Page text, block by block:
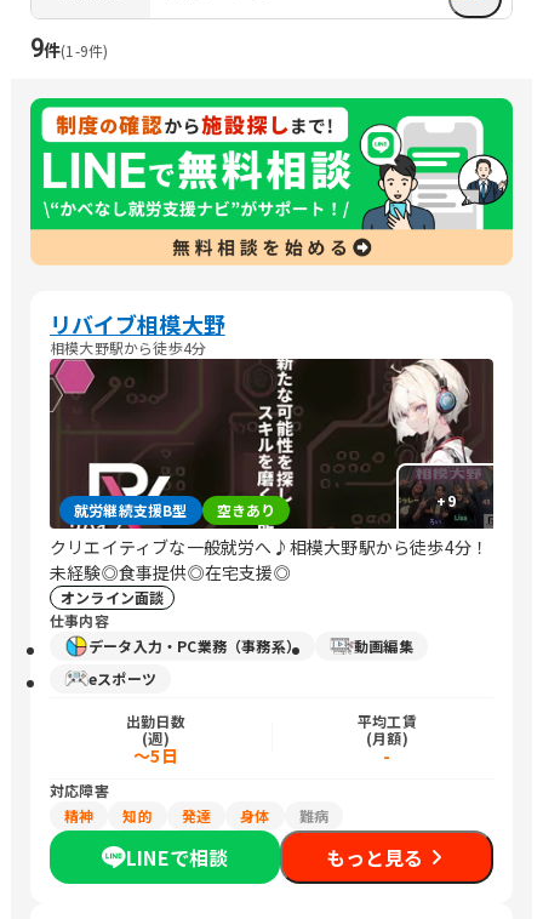
9件(1 -9件)
リバイブ相模大野
相模大野駅から徒歩4分
+9
就労継続支援B型 空きあり
クリエイティブな一般就労へ♪相模大野駅から徒歩4分！
未経験◎食事提供◎在宅支援◎
オンライン面談
仕事内容
データ入力・PC業務（事務系）
動画編集
eスポーツ
出勤日数
(週)
～5日
平均工賃
(月額)
-
対応障害
精神
知的 発達 身体 難病
LINEで相談 もっと見る